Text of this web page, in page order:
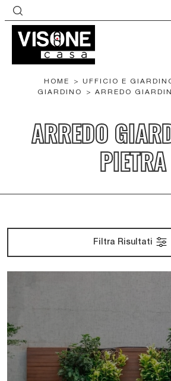
HOME > UFFICIO E
GIARDINO
> ARREDO
ARREDO
PIETRA
Filtra Risultati